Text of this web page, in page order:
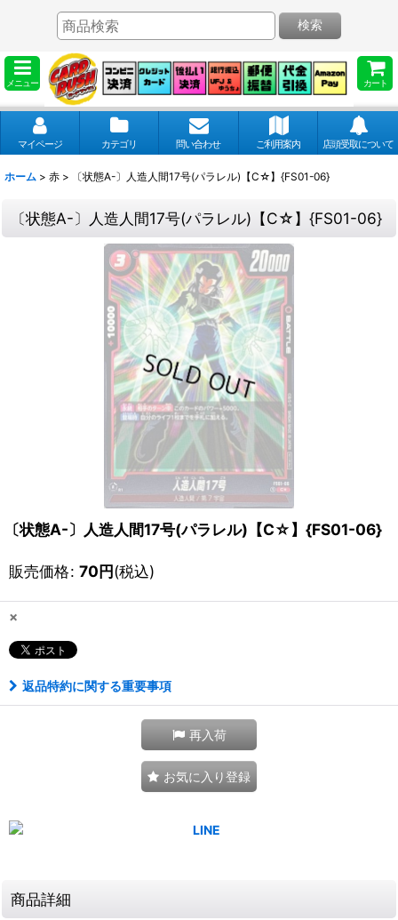
メニュー カート
検索
マイページ カテゴリ 問い合わせ ご利用案内 店頭受取について
ホーム > 赤 > 〔状態A-〕人造人間17号(パラレル)【C☆】{FS01-06}
〔状態A-〕人造人間17号(パラレル)【C☆】{FS01-06}
〔状態A-〕人造人間17号(パラレル)【C☆】{FS01-06}
販売価格: 70円(税込)
×
返品特約に関する重要事項
再入荷
お気に入り登録
商品詳細